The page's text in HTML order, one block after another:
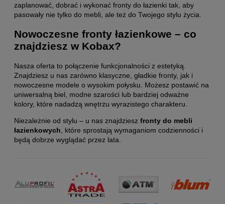
zaplanować, dobrać i wykonać fronty do łazienki tak, aby
pasowały nie tylko do mebli, ale też do Twojego stylu życia.
Nowoczesne fronty łazienkowe – co
znajdziesz w Kobax?
Nasza oferta to połączenie funkcjonalności z estetyką.
Znajdziesz u nas zarówno klasyczne, gładkie fronty, jak i
nowoczesne modele o wysokim połysku. Możesz postawić na
uniwersalną biel, modne szarości lub bardziej odważne
kolory, które nadadzą wnętrzu wyrazistego charakteru.
Niezależnie od stylu – u nas znajdziesz fronty do mebli
łazienkowych , które sprostają wymaganiom codzienności i
będą dobrze wyglądać przez lata.